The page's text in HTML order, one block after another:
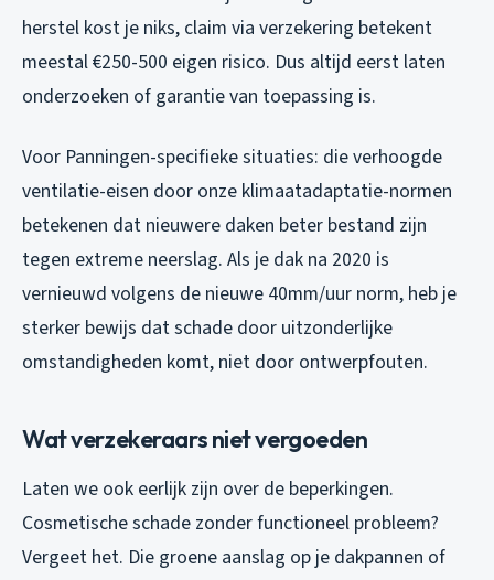
herstel kost je niks, claim via verzekering betekent
meestal €250-500 eigen risico. Dus altijd eerst laten
onderzoeken of garantie van toepassing is.
Voor Panningen-specifieke situaties: die verhoogde
ventilatie-eisen door onze klimaatadaptatie-normen
betekenen dat nieuwere daken beter bestand zijn
tegen extreme neerslag. Als je dak na 2020 is
vernieuwd volgens de nieuwe 40mm/uur norm, heb je
sterker bewijs dat schade door uitzonderlijke
omstandigheden komt, niet door ontwerpfouten.
Wat verzekeraars niet vergoeden
Laten we ook eerlijk zijn over de beperkingen.
Cosmetische schade zonder functioneel probleem?
Vergeet het. Die groene aanslag op je dakpannen of